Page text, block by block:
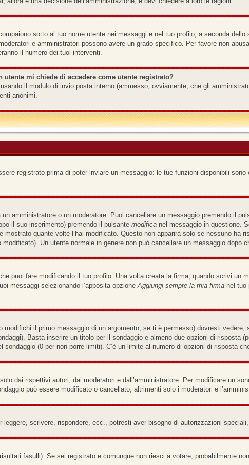
sotto al tuo nome utente nei messaggi e nel tuo profilo, a seconda
e amministratori possono avere un grado specifico. Per favore non
il numero dei tuoi interventi.
mi chiede di accedere come utente registrato?
il modulo di invio posta interno (ammesso, ovviamente, che gli
anonimi.
registrato prima di poter inviare un messaggio: le tue funzioni disponibili
amministratore o un moderatore. Puoi cancellare un messaggio premendo il
il suo inserimento) premendo il pulsante modifica nel messaggio in questione.
quante volte l’hai modificato. Questo non apparirà solo se nessuno ha
Un utente normale in genere non può cancellare un messaggio dopo
puoi fare modificando il tuo profilo. Una volta creata la firma, quando scrivi un
messaggi selezionando l’apposita opzioneAggiungi sempre la mia firma nel tuo
il primo messaggio di un argomento, se ti è permesso) dovresti
Basta inserire un titolo per il sondaggio e almeno due opzioni di risposta
(0 per non porre limiti). C’è un limite al numero di opzioni di risposta
dai rispettivi autori, dai moderatori e dall’amministratore. Per modificare un
può essere modificato o cancellato, altrimenti solo i moderatori e
scrivere, rispondere, ecc., potresti aver bisogno di autorizzazioni
fasulli). Se sei registrato e comunque non riesci a votare, probabilmente